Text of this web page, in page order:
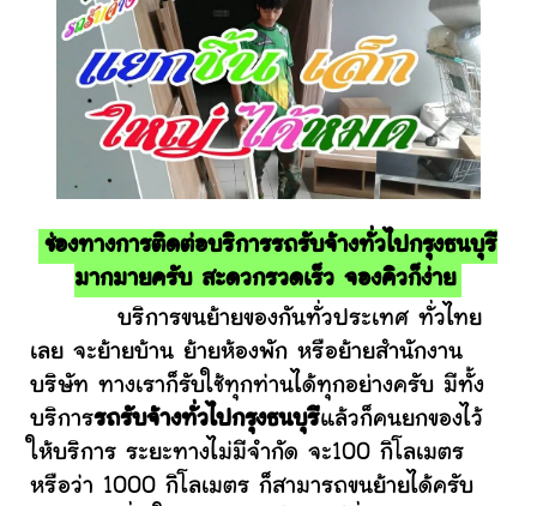
ช่องทางการติดต่อบริการรถรับจ้างทั่วไปกรุงธนบุรี
มากมายครับ สะดวกรวดเร็ว จองคิวก็ง่าย
บริการขนย้ายของกันทั่วประเทศ ทั่วไทย
เลย จะย้ายบ้าน ย้ายห้องพัก หรือย้ายสำนักงาน
บริษัท ทางเราก็รับใช้ทุกท่านได้ทุกอย่างครับ มีทั้ง
บริการรถรับจ้างทั่วไปกรุงธนบุรีแล้วก็คนยกของไว้
ให้บริการ ระยะทางไม่มีจำกัด จะ100 กิโลเมตร
หรือว่า 1000 กิโลเมตร ก็สามารถขนย้ายได้ครับ